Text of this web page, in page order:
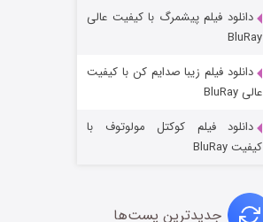
جادوگری در مغولستان
دانلود فیلم پیشمرگ با کیفیت عالی
BluRay
دانلود فیلم زیبا صدایم کن با کیفیت
عالی BluRay
دانلود فیلم کوکتل مولوتوف با
کیفیت BluRay
جدیدترین پست‌ها